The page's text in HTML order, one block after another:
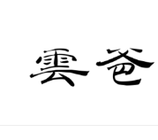
primary
navigation
content
primary
sidebar